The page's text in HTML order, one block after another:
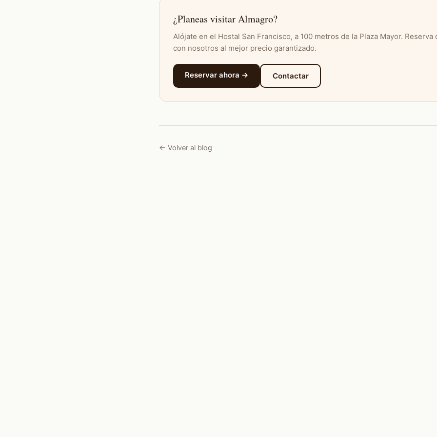
¿Planeas visitar Almagro?
Alójate en el Hostal San Francisco, a 100 metros de la Plaza Mayor. Reserva
con nosotros al mejor precio garantizado.
Reservar ahora → Contactar
← Volver al blog